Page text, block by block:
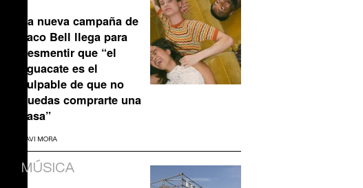
La nueva campaña de
Taco Bell llega para
desmentir que “el
aguacate es el
culpable de que no
puedas comprarte una
casa”
JAVI MORA
MÚSICA